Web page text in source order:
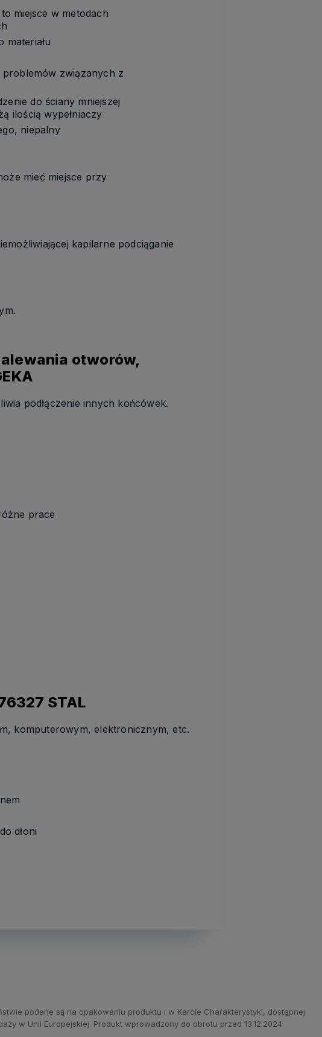
miejsce w metodach
materiału
problemów związanych z
do ściany mniejszej
ilością wypełniaczy
niepalny
mieć miejsce przy
kapilarne podciąganie
otworów,
podłączenie innych końcówek.
prace
STAL
komputerowym, elektronicznym, etc.
dłoni
podane są na opakowaniu produktu i w Karcie Charakterystyki, dostępnej
w Unii Europejskiej. Produkt wprowadzony do obrotu przed 13.12.2024